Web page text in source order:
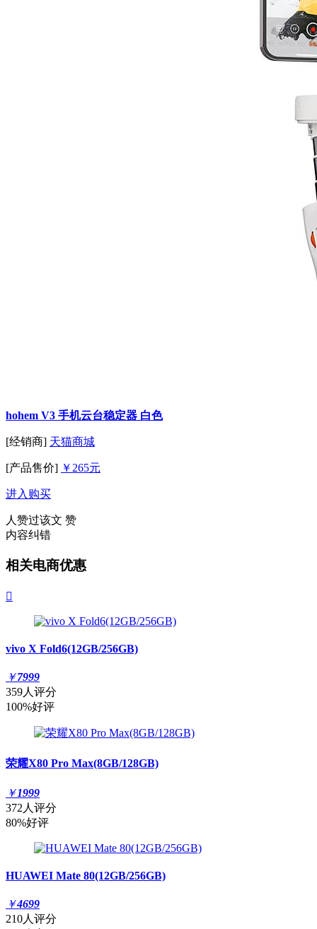
hohem V3 手机云台稳定器 白色
[经销商] 天猫商城
[产品售价] ￥265元
进入购买
人赞过该文 赞
内容纠错
相关电商优惠

vivo X Fold6(12GB/256GB)
￥7999
359人评分
100%好评
荣耀X80 Pro Max(8GB/128GB)
￥1999
372人评分
80%好评
HUAWEI Mate 80(12GB/256GB)
￥4699
210人评分